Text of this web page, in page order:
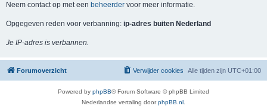
Neem contact op met een beheerder voor meer informatie.
Opgegeven reden voor verbanning: ip-adres buiten Nederland
Je IP-adres is verbannen.
Forumoverzicht Alle tijden zijn UTC+01:00
Verwijder cookies
Powered by phpBB® Forum Software © phpBB Limited
Nederlandse vertaling doorphpBB.nl